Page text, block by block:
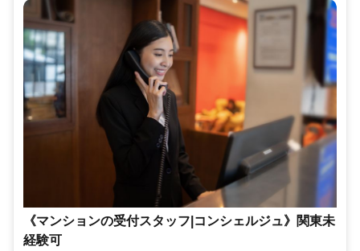
《マンションの受付スタッフ|コンシェルジュ》関東未
経験可